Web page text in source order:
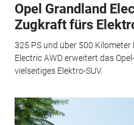
Opel Grandland
Zugkraft fürs
325 PS und über 500 Kilometer
Electric AWD erweitert das
vielseitiges Elektro-SUV.